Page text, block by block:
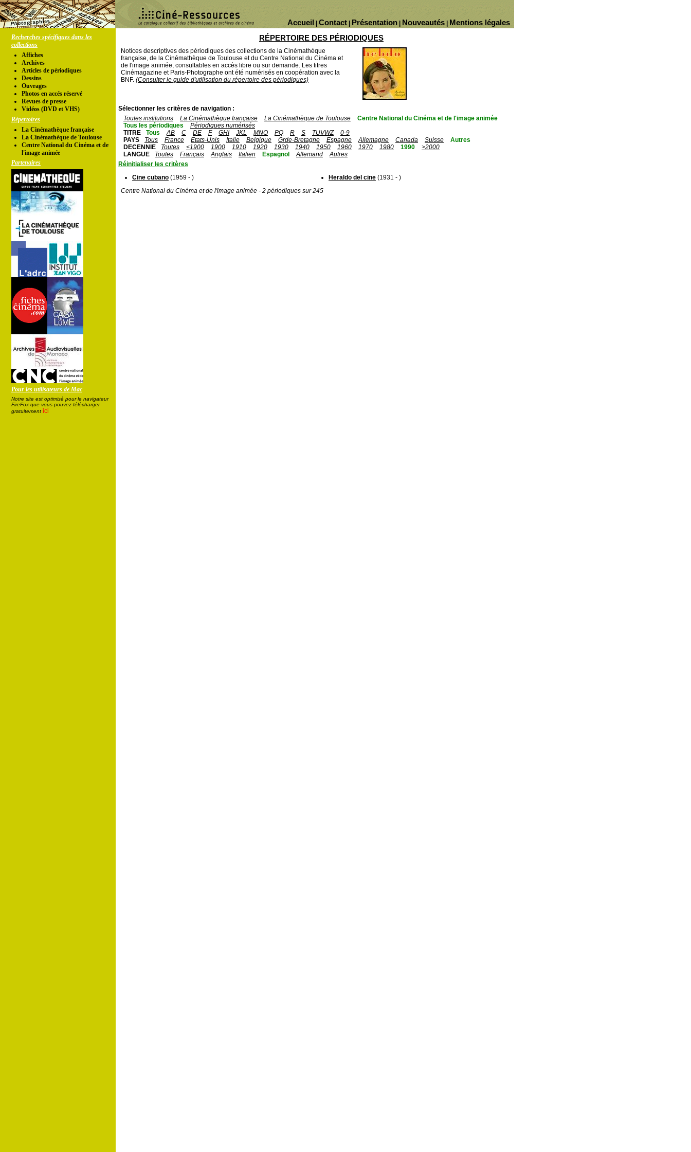
Mentions légales
Nouveautés
Présentation
Contact
Accueil
Recherches spécifiques dans les
collections
Affiches
Archives
Articles de périodiques
Dessins
Ouvrages
Photos en accés réservé
Revues de presse
Vidéos (DVD et VHS)
Répertoires
La Cinémathèque française
La Cinémathèque de Toulouse
Centre National du Cinéma et de
l'image animée
Partenaires
Pour les utilisateurs de Mac
Notre site est optimisé pour le navigateur
FireFox que vous pouvez télécharger
gratuitement ici
RÉPERTOIRE DES PÉRIODIQUES
Notices descriptives des périodiques des collections de la Cinémathèque
française, de la Cinémathèque de Toulouse et du Centre National du Cinéma et
de l'image animée, consultables en accès libre ou sur demande. Les titres
Cinémagazine et Paris-Photographe ont été numérisés en coopération avec la
BNF. (Consulter le guide d'utilisation du répertoire des périodiques)
Sélectionner les critères de navigation :
Toutes institutions
La Cinémathèque française La Cinémathèque de Toulouse
Centre National du Cinéma et de l'image animée
Tous les périodiques
Périodiques numérisés
TITRE
Tous AB C DE F GHI JKL MNO PQ R S TUVWZ
0-9
PAYS
Tous France Etats-Unis Italie Belgique Grde-Bretagne Espagne Allemagne Canada Suisse
Autres
DECENNIE
Toutes <1900 1900 1910 1920 1930 1940 1950 1960 1970 1980 1990
>2000
LANGUE
Toutes Français Anglais Italien Espagnol Allemand
Autres
Réinitialiser les critères
Cine cubano (1959 - ) Heraldo del cine (1931 - )
Centre National du Cinéma et de l'image animée - 2 périodiques sur 245